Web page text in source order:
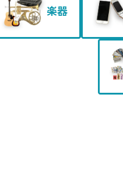
楽器